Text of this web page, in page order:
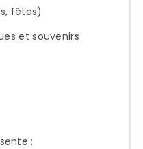
fêtes)
et souvenirs
: